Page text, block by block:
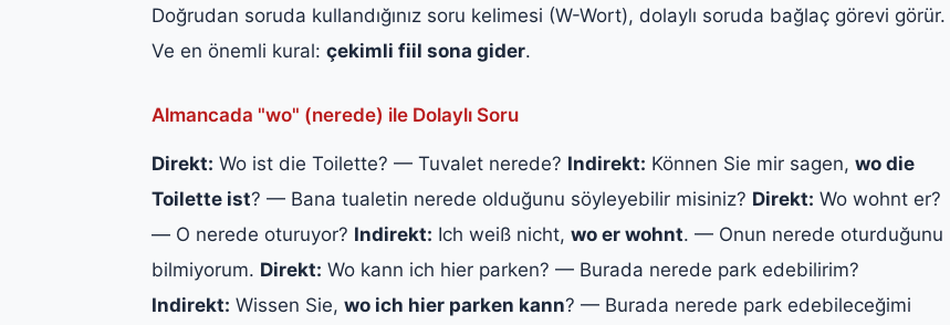
Doğrudan soruda kullandığınız soru kelimesi (W-Wort), dolaylı soruda bağlaç görevi görür.
Ve en önemli kural: çekimli fiil sona gider.
Almancada "wo" (nerede) ile Dolaylı Soru
Direkt: Wo ist die Toilette? — Tuvalet nerede? Indirekt: Können Sie mir sagen, wo die
Toilette ist? — Bana tualetin nerede olduğunu söyleyebilir misiniz? Direkt: Wo wohnt er?
— O nerede oturuyor? Indirekt: Ich weiß nicht, wo er wohnt. — Onun nerede oturduğunu
bilmiyorum. Direkt: Wo kann ich hier parken? — Burada nerede park edebilirim?
Indirekt: Wissen Sie, wo ich hier parken kann? — Burada nerede park edebileceğimi